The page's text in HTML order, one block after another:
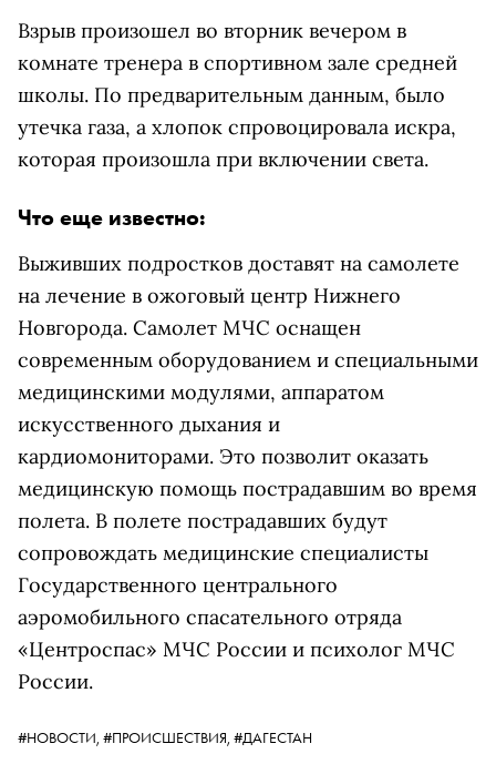
Взрыв произошел во вторник вечером в
комнате тренера в спортивном зале средней
школы. По предварительным данным, было
утечка газа, а хлопок спровоцировала искра,
которая произошла при включении света.
Что еще известно:
Выживших подростков доставят на самолете
на лечение в ожоговый центр Нижнего
Новгорода. Самолет МЧС оснащен
современным оборудованием и специальными
медицинскими модулями, аппаратом
искусственного дыхания и
кардиомониторами. Это позволит оказать
медицинскую помощь пострадавшим во время
полета. В полете пострадавших будут
сопровождать медицинские специалисты
Государственного центрального
аэромобильного спасательного отряда
«Центроспас» МЧС России и психолог МЧС
России.
#НОВОСТИ, #ПРОИСШЕСТВИЯ, #ДАГЕСТАН